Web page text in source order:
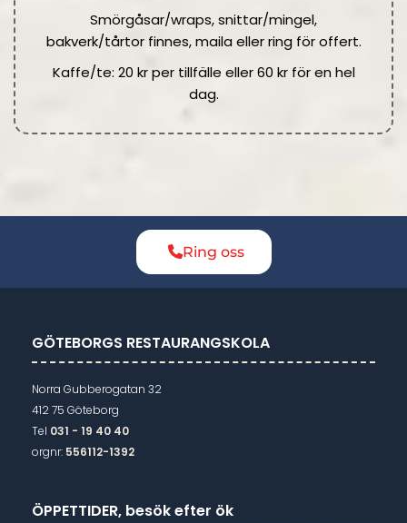
Smörgåsar/wraps, snittar/mingel,
bakverk/tårtor finnes, maila eller ring för offert.
Kaffe/te: 20 kr per tillfälle eller 60 kr för en hel
dag.
Ring oss
GÖTEBORGS RESTAURANGSKOLA
Norra Gubberogatan 32
412 75 Göteborg
Tel 031 - 19 40 40
orgnr: 556112-1392
ÖPPETTIDER, besök efter ök